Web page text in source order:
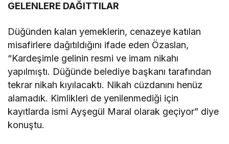
GELENLERE DAĞITTILAR
Düğünden kalan yemeklerin, cenazeye katılan
misafirlere dağıtıldığını ifade eden Özaslan,
“Kardeşimle gelinin resmi ve imam nikahı
yapılmıştı. Düğünde belediye başkanı tarafından
tekrar nikah kıyılacaktı. Nikah cüzdanını henüz
alamadık. Kimlikleri de yenilenmediği için
kayıtlarda ismi Ayşegül Maral olarak geçiyor” diye
konuştu.